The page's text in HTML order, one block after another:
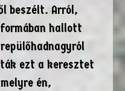
beszélt. Arról,
hallott
ezt a keresztet
én,